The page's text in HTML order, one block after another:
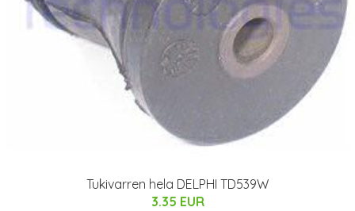
Tukivarren hela DELPHI TD539W
3.35 EUR